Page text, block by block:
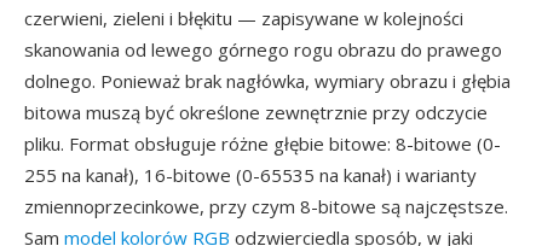
czerwieni, zieleni i błękitu — zapisywane w kolejności
skanowania od lewego górnego rogu obrazu do prawego
dolnego. Ponieważ brak nagłówka, wymiary obrazu i głębia
bitowa muszą być określone zewnętrznie przy odczycie
pliku. Format obsługuje różne głębie bitowe: 8-bitowe (0-
255 na kanał), 16-bitowe (0-65535 na kanał) i warianty
zmiennoprzecinkowe, przy czym 8-bitowe są najczęstsze.
Sam model kolorów RGB odzwierciedla sposób, w jaki